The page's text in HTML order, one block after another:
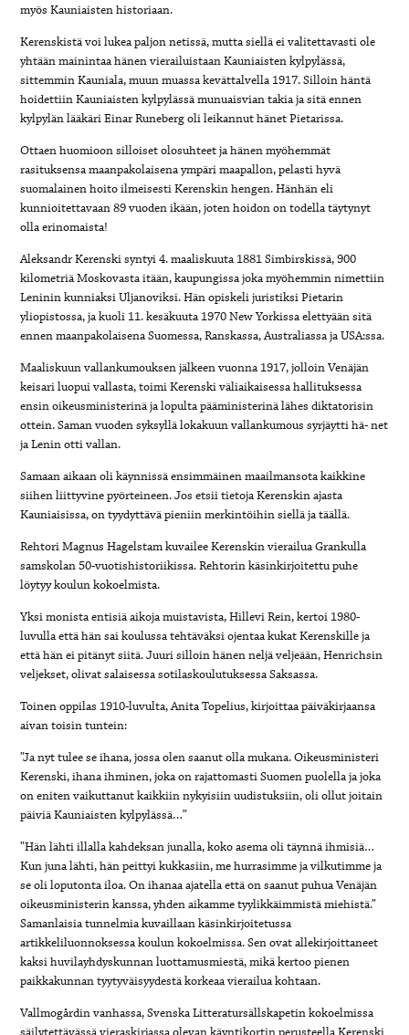
myös Kauniaisten historiaan.
Kerenskistä voi lukea paljon netissä, mutta siellä ei valitettavasti ole
yhtään mainintaa hänen vierailuistaan Kauniaisten kylpylässä,
sittemmin Kauniala, muun muassa kevättalvella 1917. Silloin häntä
hoidettiin Kauniaisten kylpylässä munuaisvian takia ja sitä ennen
kylpylän lääkäri Einar Runeberg oli leikannut hänet Pietarissa.
Ottaen huomioon silloiset olosuhteet ja hänen myöhemmät
rasituksensa maanpakolaisena ympäri maapallon, pelasti hyvä
suomalainen hoito ilmeisesti Kerenskin hengen. Hänhän eli
kunnioitettavaan 89 vuoden ikään, joten hoidon on todella täytynyt
olla erinomaista!
Aleksandr Kerenski syntyi 4. maaliskuuta 1881 Simbirskissä, 900
kilometriä Moskovasta itään, kaupungissa joka myöhemmin nimettiin
Leninin kunniaksi Uljanoviksi. Hän opiskeli juristiksi Pietarin
yliopistossa, ja kuoli 11. kesäkuuta 1970 New Yorkissa elettyään sitä
ennen maanpakolaisena Suomessa, Ranskassa, Australiassa ja USA:ssa.
Maaliskuun vallankumouksen jälkeen vuonna 1917, jolloin Venäjän
keisari luopui vallasta, toimi Kerenski väliaikaisessa hallituksessa
ensin oikeusministerinä ja lopulta pääministerinä lähes diktatorisin
ottein. Saman vuoden syksyllä lokakuun vallankumous syrjäytti hä- net
ja Lenin otti vallan.
Samaan aikaan oli käynnissä ensimmäinen maailmansota kaikkine
siihen liittyvine pyörteineen. Jos etsii tietoja Kerenskin ajasta
Kauniaisissa, on tyydyttävä pieniin merkintöihin siellä ja täällä.
Rehtori Magnus Hagelstam kuvailee Kerenskin vierailua Grankulla
samskolan 50-vuotishistoriikissa. Rehtorin käsinkirjoitettu puhe
löytyy koulun kokoelmista.
Yksi monista entisiä aikoja muistavista, Hillevi Rein, kertoi 1980-
luvulla että hän sai koulussa tehtäväksi ojentaa kukat Kerenskille ja
että hän ei pitänyt siitä. Juuri silloin hänen neljä veljeään, Henrichsin
veljekset, olivat salaisessa sotilaskoulutuksessa Saksassa.
Toinen oppilas 1910-luvulta, Anita Topelius, kirjoittaa päiväkirjaansa
aivan toisin tuntein:
”Ja nyt tulee se ihana, jossa olen saanut olla mukana. Oikeusministeri
Kerenski, ihana ihminen, joka on rajattomasti Suomen puolella ja joka
on eniten vaikuttanut kaikkiin nykyisiin uudistuksiin, oli ollut joitain
päiviä Kauniaisten kylpylässä…”
”Hän lähti illalla kahdeksan junalla, koko asema oli täynnä ihmisiä…
Kun juna lähti, hän peittyi kukkasiin, me hurrasimme ja vilkutimme ja
se oli loputonta iloa. On ihanaa ajatella että on saanut puhua Venäjän
oikeusministerin kanssa, yhden aikamme tyylikkäimmistä miehistä.”
Samanlaisia tunnelmia kuvaillaan käsinkirjoitetussa
artikkeliluonnoksessa koulun kokoelmissa. Sen ovat allekirjoittaneet
kaksi huvilayhdyskunnan luottamusmiestä, mikä kertoo pienen
paikkakunnan tyytyväisyydestä korkeaa vierailua kohtaan.
Vallmogårdin vanhassa, Svenska Litteratursällskapetin kokoelmissa